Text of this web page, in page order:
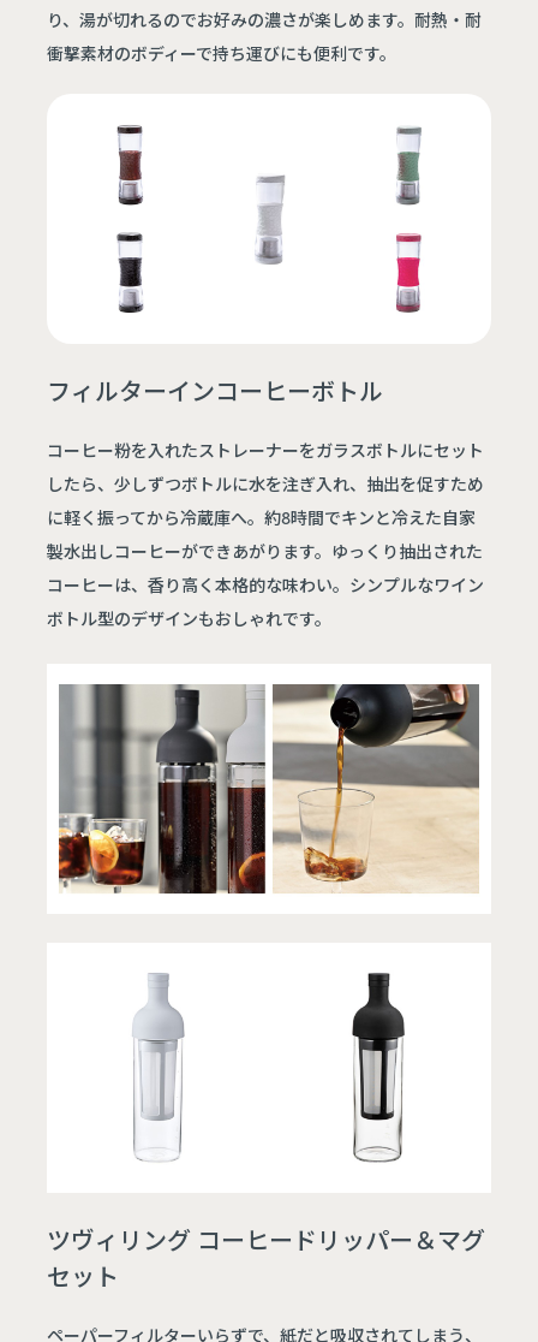
り、湯が切れるのでお好みの濃さが楽しめます。耐熱・耐
衝撃素材のボディーで持ち運びにも便利です。
フィルターインコーヒーボトル
コーヒー粉を入れたストレーナーをガラスボトルにセット
したら、少しずつボトルに水を注ぎ入れ、抽出を促すため
に軽く振ってから冷蔵庫へ。約8時間でキンと冷えた自家
製水出しコーヒーができあがります。ゆっくり抽出された
コーヒーは、香り高く本格的な味わい。シンプルなワイン
ボトル型のデザインもおしゃれです。
ツヴィリング コーヒードリッパー＆マグ
セット
ペーパーフィルターいらずで、紙だと吸収されてしまう、